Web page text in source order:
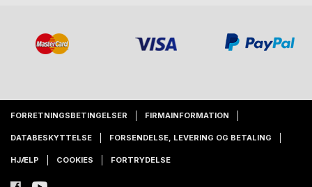
FORRETNINGSBETINGELSER FIRMAINFORMATION
DATABESKYTTELSE FORSENDELSE, LEVERING OG BETALING
HJÆLP COOKIES FORTRYDELSE